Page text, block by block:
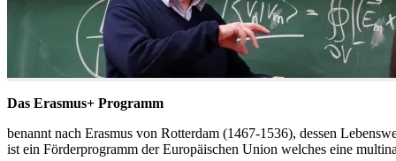
Das Erasmus+ Programm
benannt nach Erasmus von Rotterdam (1467-1536), dessen
ist ein Förderprogramm der Europäischen Union welches eine